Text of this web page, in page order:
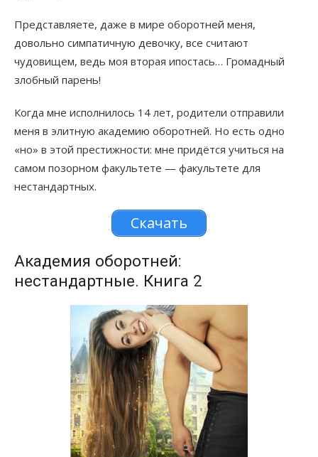
Представляете, даже в мире оборотней меня,
довольно симпатичную девочку, все считают
чудовищем, ведь моя вторая ипостась… Громадный
злобный парень!
Когда мне исполнилось 14 лет, родители отправили
меня в элитную академию оборотней. Но есть одно
«но» в этой престижности: мне придётся учиться на
самом позорном факультете — факультете для
нестандартных.
Скачать
Академия оборотней:
нестандартные. Книга 2